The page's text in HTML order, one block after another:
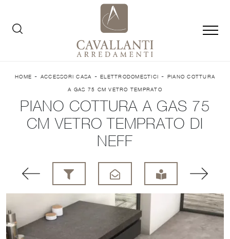
HOME - ACCESSORI CASA - ELETTRODOMESTICI - PIANO COTTURA
A GAS 75 CM VETRO TEMPRATO
PIANO COTTURA A GAS 75
CM VETRO TEMPRATO DI
NEFF